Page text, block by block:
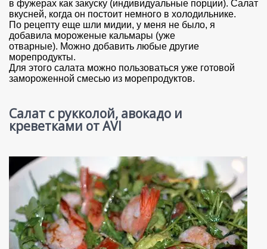
в фужерах как закуску (индивидуальные порции). Салат
вкусней, когда он постоит немного в холодильнике.
По рецепту еще шли мидии, у меня не было, я
добавила мороженые кальмары (уже
отварные). Можно добавить любые другие
морепродукты.
Для этого салата можно пользоваться уже готовой
замороженной смесью из морепродуктов.
Салат с рукколой, авокадо и
креветками от AVI